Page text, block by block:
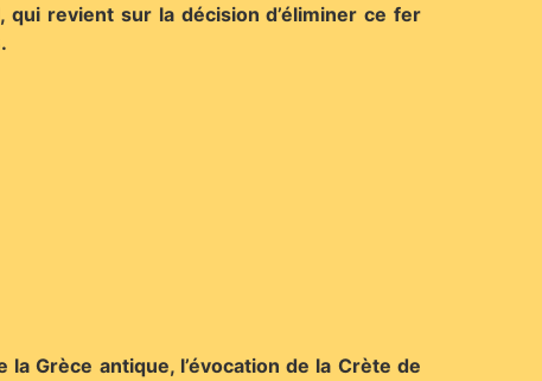
qui revient sur la décision d’éliminer ce fer
Grèce antique, l’évocation de la Crète de